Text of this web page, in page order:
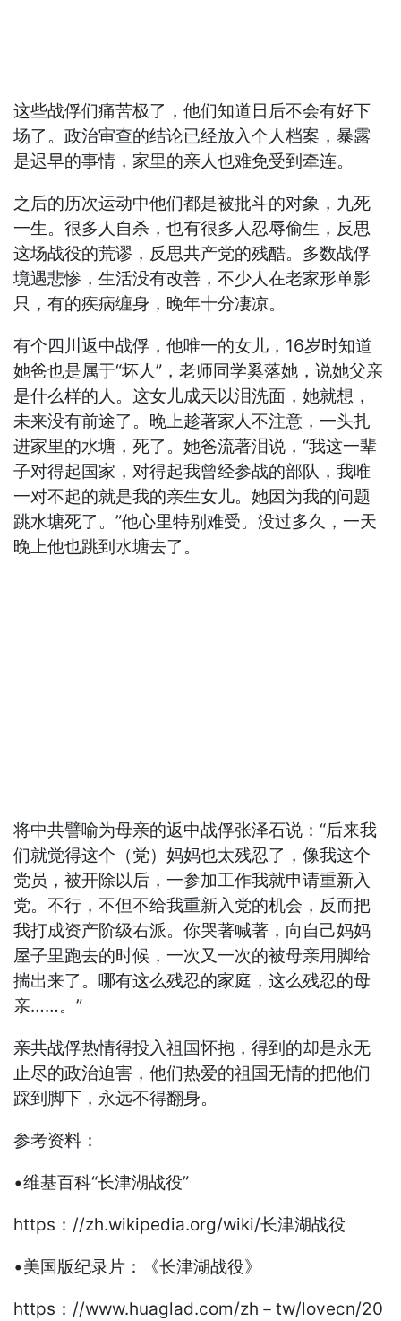
这些战俘们痛苦极了，他们知道日后不会有好下
场了。政治审查的结论已经放入个人档案，暴露
是迟早的事情，家里的亲人也难免受到牵连。
之后的历次运动中他们都是被批斗的对象，九死
一生。很多人自杀，也有很多人忍辱偷生，反思
这场战役的荒谬，反思共产党的残酷。多数战俘
境遇悲惨，生活没有改善，不少人在老家形单影
只，有的疾病缠身，晚年十分凄凉。
有个四川返中战俘，他唯一的女儿，16岁时知道
她爸也是属于“坏人”，老师同学奚落她，说她父亲
是什么样的人。这女儿成天以泪洗面，她就想，
未来没有前途了。晚上趁著家人不注意，一头扎
进家里的水塘，死了。她爸流著泪说，“我这一辈
子对得起国家，对得起我曾经参战的部队，我唯
一对不起的就是我的亲生女儿。她因为我的问题
跳水塘死了。”他心里特别难受。没过多久，一天
晚上他也跳到水塘去了。
将中共譬喻为母亲的返中战俘张泽石说：“后来我
们就觉得这个（党）妈妈也太残忍了，像我这个
党员，被开除以后，一参加工作我就申请重新入
党。不行，不但不给我重新入党的机会，反而把
我打成资产阶级右派。你哭著喊著，向自己妈妈
屋子里跑去的时候，一次又一次的被母亲用脚给
揣出来了。哪有这么残忍的家庭，这么残忍的母
亲……。”
亲共战俘热情得投入祖国怀抱，得到的却是永无
止尽的政治迫害，他们热爱的祖国无情的把他们
踩到脚下，永远不得翻身。
参考资料：
•维基百科“长津湖战役”
https：//zh.wikipedia.org/wiki/长津湖战役
•美国版纪录片：《长津湖战役》
https：//www.huaglad.com/zh－tw/lovecn/20